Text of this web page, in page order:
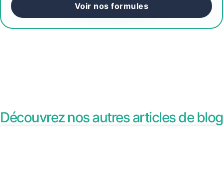
Voir nos formules
Découvrez nos autres articles de blog